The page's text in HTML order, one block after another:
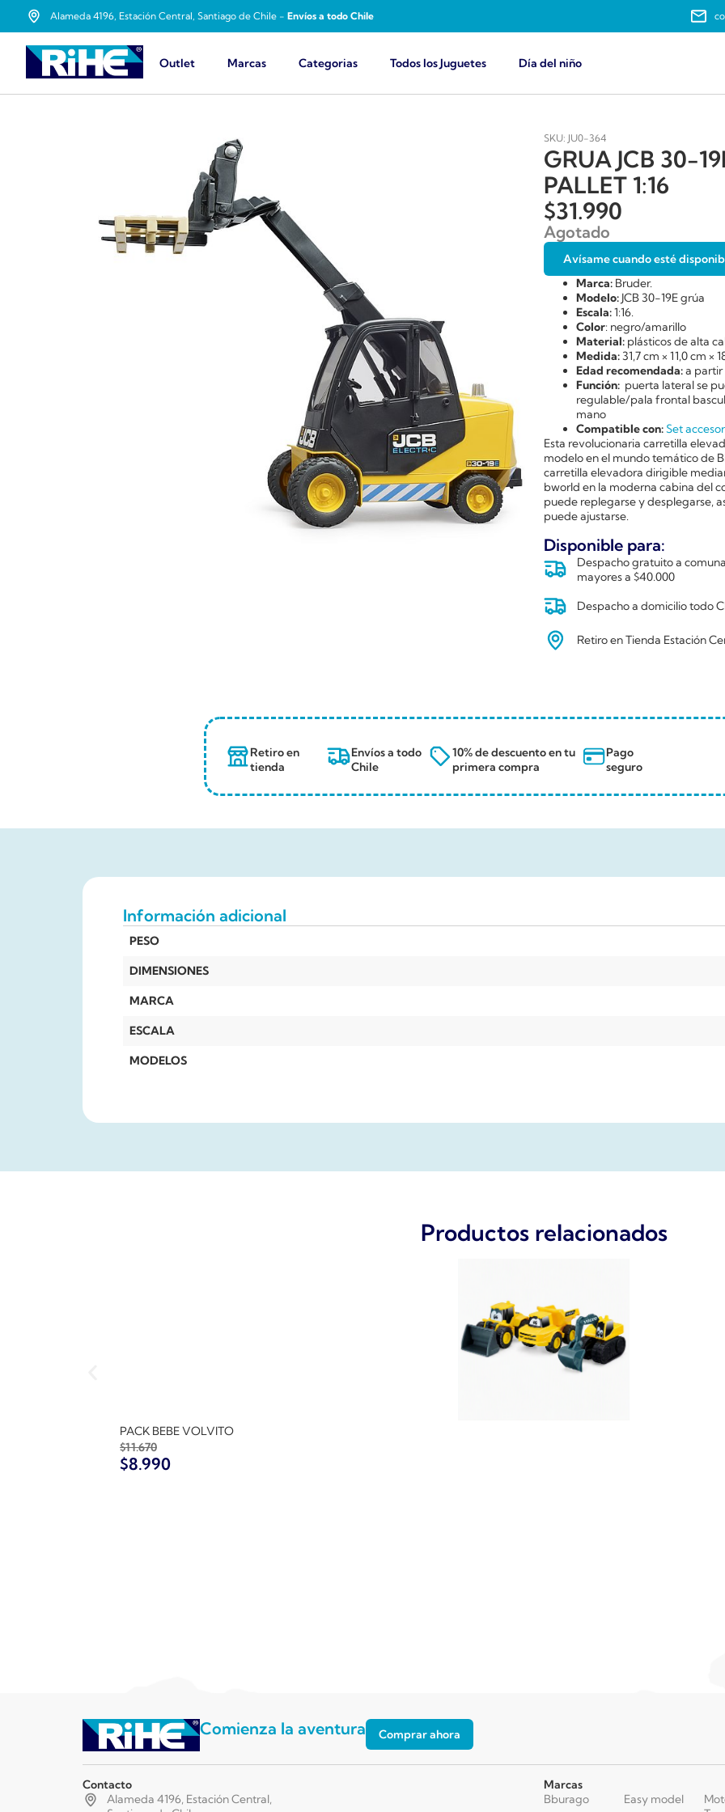
Alameda 4196, Estación Central, Santiago de Chile - Envíos a todo Chile
Outlet Marcas Categorias Todos los Juguetes Día del niño
SKU: JU0-364
GRUA JCB 30-
PALLET 1:16
$31.990
Agotado
Avísame cuando esté
Marca: Bruder.
Modelo: JCB 30-19E grúa
Escala:1:16.
Color: negro/amarillo
Material: plásticos de alta
Medida:31,7 cm × 11,0 cm ×
Edad recomendada:a partir
Función: puerta lateral se
regulable/pala frontal
mano
Compatible con:Set
Esta revolucionaria carretilla
modelo en el mundo temático de
carretilla elevadora dirigible
bworld en la moderna cabina del
puede replegarse y desplegarse,
puede ajustarse.
Disponible para:
Despacho gratuito a
mayores a $40.000
Despacho a domicilio todo
Retiro en Tienda Estación
Retiro en
tienda
Envíos a todo
Chile
10% de descuento en tu
primera compra
Pago
seguro
Información adicional
PESO
DIMENSIONES
MARCA
ESCALA
MODELOS
Productos relacionados
PACK BEBE VOLVITO
$11.670
$8.990
Comienza la aventura Comprar ahora
Contacto
Alameda 4196, Estación Central,
Marcas
Bburago
Easy model